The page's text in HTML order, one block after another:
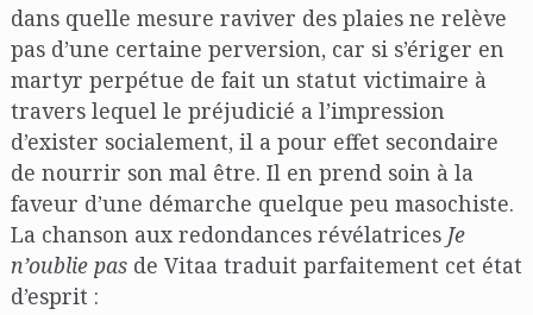
dans quelle mesure raviver des plaies ne relève
pas d’une certaine perversion, car si s’ériger en
martyr perpétue de fait un statut victimaire à
travers lequel le préjudicié a l’impression
d’exister socialement, il a pour effet secondaire
de nourrir son mal être. Il en prend soin à la
faveur d’une démarche quelque peu masochiste.
La chanson aux redondances révélatrices Je
n’oublie pasde Vitaa traduit parfaitement cet état
d’esprit :